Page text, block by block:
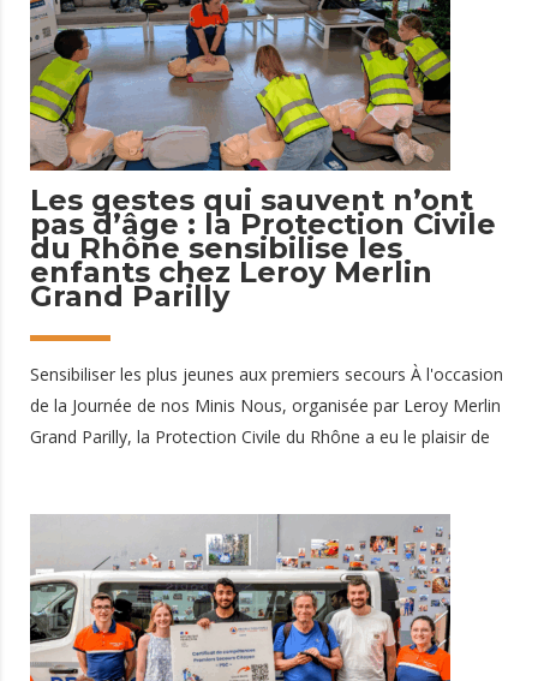
7 afin d'intervenir rapidement sur l'ensemble de la zone Sud.
Un véhicule conçu pour les interventions techniques et les
catastrophes naturelles Véritable outil polyvalent
16 juin 2026
Les gestes qui sauvent n’ont
pas d’âge : la Protection Civile
du Rhône sensibilise les
enfants chez Leroy Merlin
Grand Parilly
Sensibiliser les plus jeunes aux premiers secours À l'occasion
de la Journée de nos Minis Nous, organisée par Leroy Merlin
Grand Parilly, la Protection Civile du Rhône a eu le plaisir de
ont animé plusieurs ateliers de sensibilisation afin de faire
découvrir aux plus jeunes les gestes qui sauvent et les bons
réflexes à adopter face à une situation d'urgence. Une
initiative qui démontre que l'apprentissage de la prévention et
des premiers secours peut commencer dès le plus jeune âge.